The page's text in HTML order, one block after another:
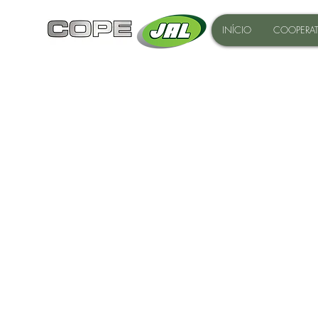
INÍCIO